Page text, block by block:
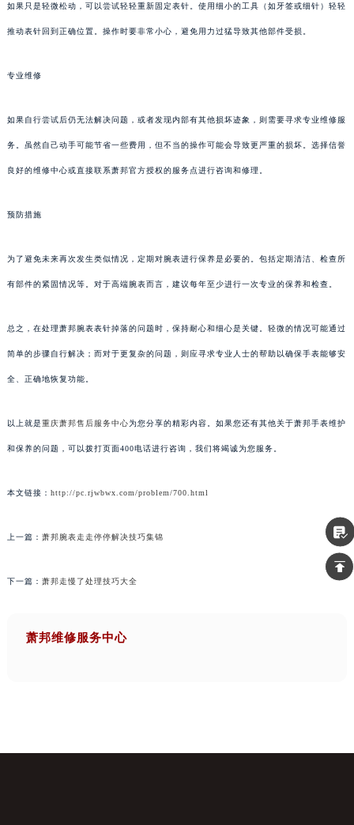
如果只是轻微松动，可以尝试轻轻重新固定表针。使用细小的工具（如牙签或细针）轻轻
推动表针回到正确位置。操作时要非常小心，避免用力过猛导致其他部件受损。
专业维修
如果自行尝试后仍无法解决问题，或者发现内部有其他损坏迹象，则需要寻求专业维修服
务。虽然自己动手可能节省一些费用，但不当的操作可能会导致更严重的损坏。选择信誉
良好的维修中心或直接联系萧邦官方授权的服务点进行咨询和修理。
预防措施
为了避免未来再次发生类似情况，定期对腕表进行保养是必要的。包括定期清洁、检查所
有部件的紧固情况等。对于高端腕表而言，建议每年至少进行一次专业的保养和检查。
总之，在处理萧邦腕表表针掉落的问题时，保持耐心和细心是关键。轻微的情况可能通过
简单的步骤自行解决；而对于更复杂的问题，则应寻求专业人士的帮助以确保手表能够安
全、正确地恢复功能。
以上就是重庆萧邦售后服务中心为您分享的精彩内容。如果您还有其他关于萧邦手表维护
和保养的问题，可以拨打页面400电话进行咨询，我们将竭诚为您服务。
本文链接： http://pc.rjwbwx.com/problem/700.html
上一篇： 萧邦腕表走走停停解决技巧集锦
下一篇： 萧邦走慢了处理技巧大全
萧邦维修服务中心